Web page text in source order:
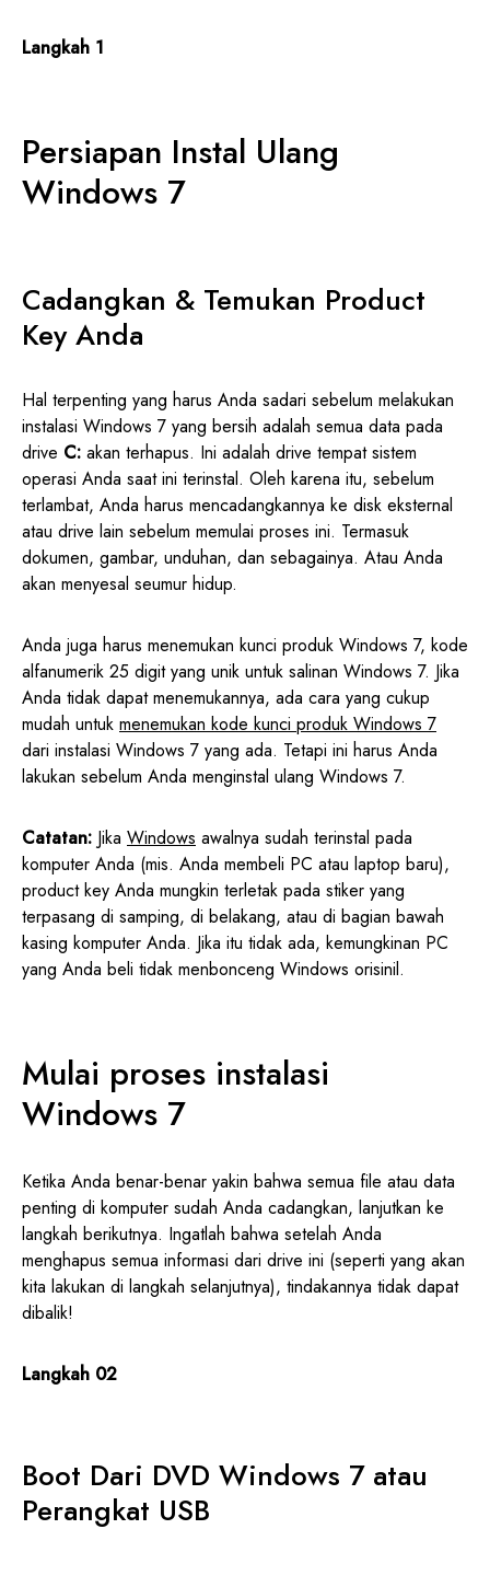
Langkah 1
Persiapan Instal Ulang
Windows 7
Cadangkan & Temukan Product
Key Anda
Hal terpenting yang harus Anda sadari sebelum melakukan
instalasi Windows 7 yang bersih adalah semua data pada
drive C: akan terhapus. Ini adalah drive tempat sistem
operasi Anda saat ini terinstal. Oleh karena itu, sebelum
terlambat, Anda harus mencadangkannya ke disk eksternal
atau drive lain sebelum memulai proses ini. Termasuk
dokumen, gambar, unduhan, dan sebagainya. Atau Anda
akan menyesal seumur hidup.
Anda juga harus menemukan kunci produk Windows 7, kode
alfanumerik 25 digit yang unik untuk salinan Windows 7. Jika
Anda tidak dapat menemukannya, ada cara yang cukup
mudah untuk menemukan kode kunci produk Windows 7
dari instalasi Windows 7 yang ada. Tetapi ini harus Anda
lakukan sebelum Anda menginstal ulang Windows 7.
Catatan: Jika Windows awalnya sudah terinstal pada
komputer Anda (mis. Anda membeli PC atau laptop baru),
product key Anda mungkin terletak pada stiker yang
terpasang di samping, di belakang, atau di bagian bawah
kasing komputer Anda. Jika itu tidak ada, kemungkinan PC
yang Anda beli tidak menbonceng Windows orisinil.
Mulai proses instalasi
Windows 7
Ketika Anda benar-benar yakin bahwa semua file atau data
penting di komputer sudah Anda cadangkan, lanjutkan ke
langkah berikutnya. Ingatlah bahwa setelah Anda
menghapus semua informasi dari drive ini (seperti yang akan
kita lakukan di langkah selanjutnya), tindakannya tidak dapat
dibalik!
Langkah 02
Boot Dari DVD Windows 7 atau
Perangkat USB